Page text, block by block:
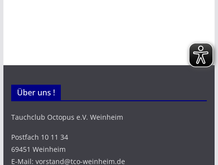
Über uns !
Tauchclub Octopus e.V. Weinheim
Postfach 10 11 34
69451 Weinheim
E-Mail: vorstand@tco-weinheim.de